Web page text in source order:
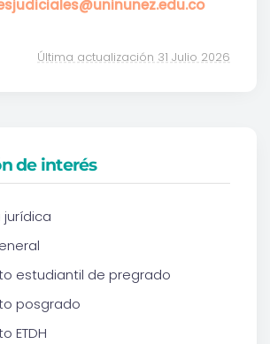
Última actualización 31 Julio 2026
de interés
jurídica
estudiantil de pregrado
posgrado
ETDH